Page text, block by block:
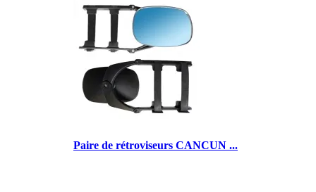
Paire de rétroviseurs CANCUN ...